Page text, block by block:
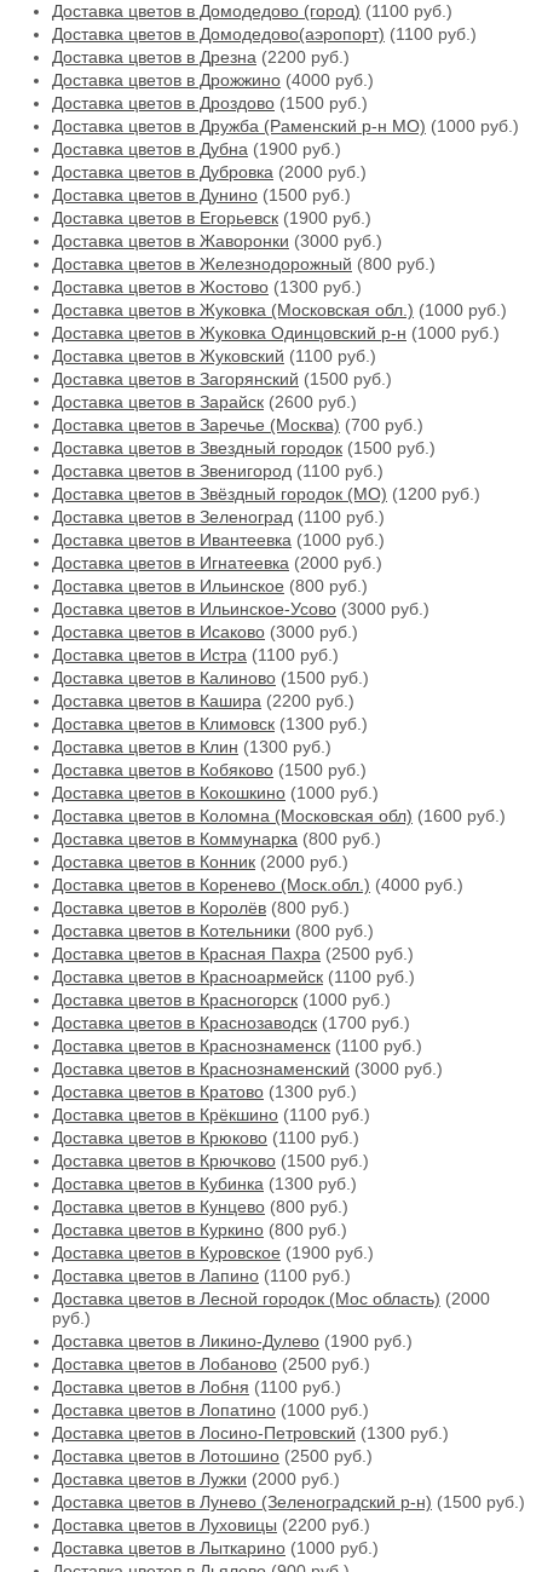
Доставка цветов в Домодедово (город) (1100 руб.)
Доставка цветов в Домодедово(аэропорт) (1100 руб.)
Доставка цветов в Дрезна (2200 руб.)
Доставка цветов в Дрожжино (4000 руб.)
Доставка цветов в Дроздово (1500 руб.)
Доставка цветов в Дружба (Раменский р-н МО) (1000 руб.)
Доставка цветов в Дубна (1900 руб.)
Доставка цветов в Дубровка (2000 руб.)
Доставка цветов в Дунино (1500 руб.)
Доставка цветов в Егорьевск (1900 руб.)
Доставка цветов в Жаворонки (3000 руб.)
Доставка цветов в Железнодорожный (800 руб.)
Доставка цветов в Жостово (1300 руб.)
Доставка цветов в Жуковка (Московская обл.) (1000 руб.)
Доставка цветов в Жуковка Одинцовский р-н (1000 руб.)
Доставка цветов в Жуковский (1100 руб.)
Доставка цветов в Загорянский (1500 руб.)
Доставка цветов в Зарайск (2600 руб.)
Доставка цветов в Заречье (Москва) (700 руб.)
Доставка цветов в Звездный городок (1500 руб.)
Доставка цветов в Звенигород (1100 руб.)
Доставка цветов в Звёздный городок (МО) (1200 руб.)
Доставка цветов в Зеленоград (1100 руб.)
Доставка цветов в Ивантеевка (1000 руб.)
Доставка цветов в Игнатеевка (2000 руб.)
Доставка цветов в Ильинское (800 руб.)
Доставка цветов в Ильинское-Усово (3000 руб.)
Доставка цветов в Исаково (3000 руб.)
Доставка цветов в Истра (1100 руб.)
Доставка цветов в Калиново (1500 руб.)
Доставка цветов в Кашира (2200 руб.)
Доставка цветов в Климовск (1300 руб.)
Доставка цветов в Клин (1300 руб.)
Доставка цветов в Кобяково (1500 руб.)
Доставка цветов в Кокошкино (1000 руб.)
Доставка цветов в Коломна (Московская обл) (1600 руб.)
Доставка цветов в Коммунарка (800 руб.)
Доставка цветов в Конник (2000 руб.)
Доставка цветов в Коренево (Моск.обл.) (4000 руб.)
Доставка цветов в Королёв (800 руб.)
Доставка цветов в Котельники (800 руб.)
Доставка цветов в Красная Пахра (2500 руб.)
Доставка цветов в Красноармейск (1100 руб.)
Доставка цветов в Красногорск (1000 руб.)
Доставка цветов в Краснозаводск (1700 руб.)
Доставка цветов в Краснознаменск (1100 руб.)
Доставка цветов в Краснознаменский (3000 руб.)
Доставка цветов в Кратово (1300 руб.)
Доставка цветов в Крёкшино (1100 руб.)
Доставка цветов в Крюково (1100 руб.)
Доставка цветов в Крючково (1500 руб.)
Доставка цветов в Кубинка (1300 руб.)
Доставка цветов в Кунцево (800 руб.)
Доставка цветов в Куркино (800 руб.)
Доставка цветов в Куровское (1900 руб.)
Доставка цветов в Лапино (1100 руб.)
Доставка цветов в Лесной городок (Мос область) (2000
руб.)
Доставка цветов в Ликино-Дулево (1900 руб.)
Доставка цветов в Лобаново (2500 руб.)
Доставка цветов в Лобня (1100 руб.)
Доставка цветов в Лопатино (1000 руб.)
Доставка цветов в Лосино-Петровский (1300 руб.)
Доставка цветов в Лотошино (2500 руб.)
Доставка цветов в Лужки (2000 руб.)
Доставка цветов в Лунево (Зеленоградский р-н) (1500 руб.)
Доставка цветов в Луховицы (2200 руб.)
Доставка цветов в Лыткарино (1000 руб.)